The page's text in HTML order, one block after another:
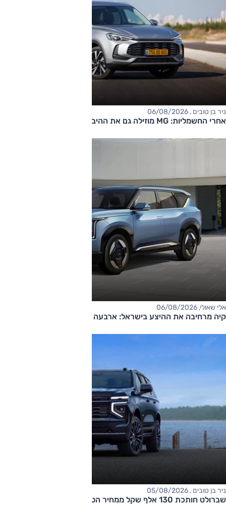
ניר בן טובים , 06/08/2026
אחרי החשמליות: MG מוזילה גם את ההיברידיות
אלי שאולי, 06/08/2026
קיה מרחיבה את ההיצע בישראל: ארבעה דגמים חדשים בדרך
ניר בן טובים , 05/08/2026
שברולט חותכת 130 אלף שקל ממחיר הטאהו